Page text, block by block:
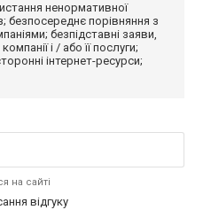
ненормативної
безпосереднє порівняння з
безпідставні заяви,
і / або її послуги;
інтернет-ресурси;
на сайті
відгуку